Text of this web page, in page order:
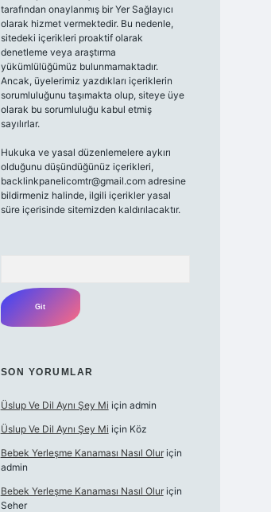
tarafından onaylanmış bir Yer Sağlayıcı
olarak hizmet vermektedir. Bu nedenle,
sitedeki içerikleri proaktif olarak
denetleme veya araştırma
yükümlülüğümüz bulunmamaktadır.
Ancak, üyelerimiz yazdıkları içeriklerin
sorumluluğunu taşımakta olup, siteye üye
olarak bu sorumluluğu kabul etmiş
sayılırlar.
Hukuka ve yasal düzenlemelere aykırı
olduğunu düşündüğünüz içerikleri,
backlinkpanelicomtr@gmail.comadresine
bildirmeniz halinde, ilgili içerikler yasal
süre içerisinde sitemizden kaldırılacaktır.
SON YORUMLAR
Üslup Ve Dil Aynı Şey Mi için admin
Üslup Ve Dil Aynı Şey Mi için Köz
Bebek Yerleşme Kanaması Nasıl Oluriçin
admin
Bebek Yerleşme Kanaması Nasıl Oluriçin
Seher